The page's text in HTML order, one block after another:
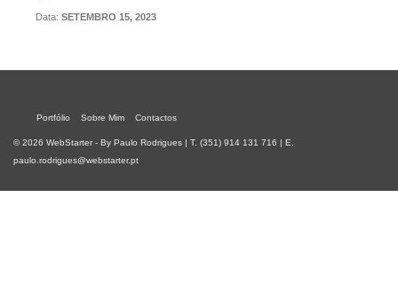
Data: SETEMBRO 15, 2023
Portfólio Sobre Mim Contactos
© 2026 WebStarter - By Paulo Rodrigues | T. (351) 914 131 716 | E.
paulo.rodrigues@webstarter.pt